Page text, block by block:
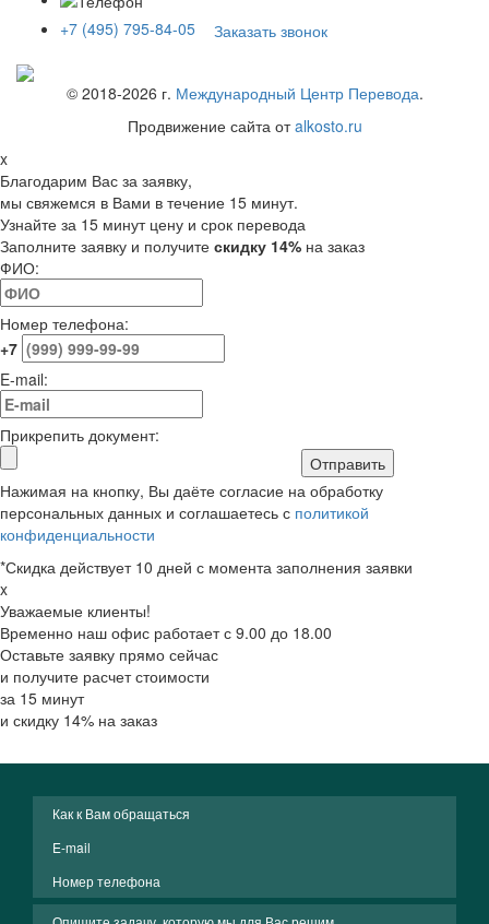
+7 (495) 795-84-05 Заказать звонок
© 2018-2026 г. Международный Центр Перевода.
Продвижение сайта отalkosto.ru
x
Благодарим Вас за заявку,
мы свяжемся в Вами в течение 15 минут.
Узнайте за 15 минут цену и срок перевода
Заполните заявку и получите скидку 14% на заказ
ФИО:
Номер телефона:
+7
E-mail:
Прикрепить документ:
Отправить
Нажимая на кнопку, Вы даёте согласие на обработку
персональных данных и соглашаетесь с политикой
конфиденциальности
*Скидка действует 10 дней с момента заполнения заявки
x
Уважаемые клиенты!
Временно наш офис работает с 9.00 до 18.00
Оставьте заявку прямо сейчас
и получите расчет стоимости
за 15 минут
и скидку 14% на заказ